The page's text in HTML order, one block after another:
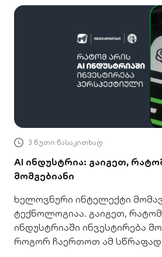
3 წუთი წასაკითხად
AI ინდუსტრია: გაიგეთ,
მომგებიანი
ხელოვნური ინტელექტი
ტექნოლოგიაა. გაიგეთ,
ინდუსტრიაში ინვესტირება
როგორ ჩაერთოთ ამ